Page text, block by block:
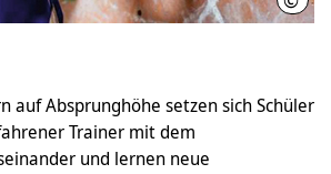
auf Absprunghöhe setzen sich Schüler
Trainer mit dem
und lernen neue